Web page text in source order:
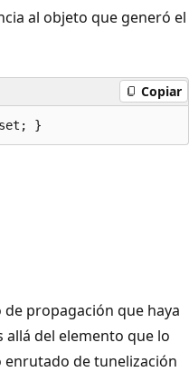
al objeto que generó el
Copiar
}
propagación que haya
del elemento que lo
de tunelización